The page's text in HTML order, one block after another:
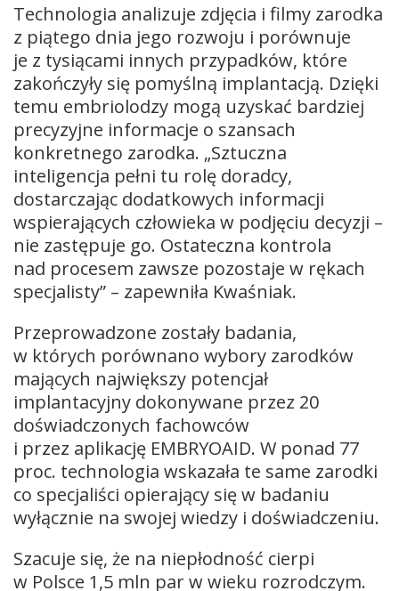
Technologia analizuje zdjęcia i filmy zarodka
z piątego dnia jego rozwoju i porównuje
je z tysiącami innych przypadków, które
zakończyły się pomyślną implantacją. Dzięki
temu embriolodzy mogą uzyskać bardziej
precyzyjne informacje o szansach
konkretnego zarodka. „Sztuczna
inteligencja pełni tu rolę doradcy,
dostarczając dodatkowych informacji
wspierających człowieka w podjęciu decyzji –
nie zastępuje go. Ostateczna kontrola
nad procesem zawsze pozostaje w rękach
specjalisty” – zapewniła Kwaśniak.
Przeprowadzone zostały badania,
w których porównano wybory zarodków
mających największy potencjał
implantacyjny dokonywane przez 20
doświadczonych fachowców
i przez aplikację EMBRYOAID. W ponad 77
proc. technologia wskazała te same zarodki
co specjaliści opierający się w badaniu
wyłącznie na swojej wiedzy i doświadczeniu.
Szacuje się, że na niepłodność cierpi
w Polsce 1,5 mln par w wieku rozrodczym.